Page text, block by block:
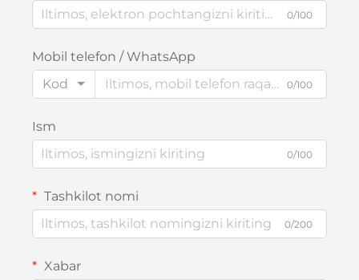
0/100
Mobil telefon / WhatsApp
Kod
0/100
Ism
0/100
Tashkilot nomi
0/200
Xabar